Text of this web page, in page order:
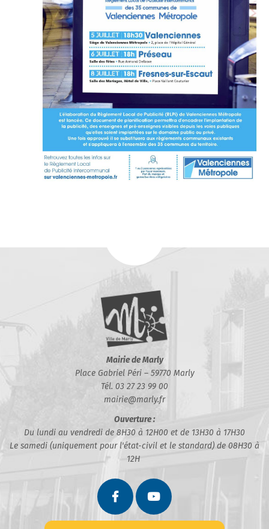
Mairie de Marly
Place Gabriel Péri – 59770 Marly
Tél. 03 27 23 99 00
mairie@marly.fr
Ouverture :
Du lundi au vendredi de 8H30 à 12H00 et de 13H30 à 17H30
Le samedi (uniquement pour l'état-civil et le standard) de 08H30 à
12H